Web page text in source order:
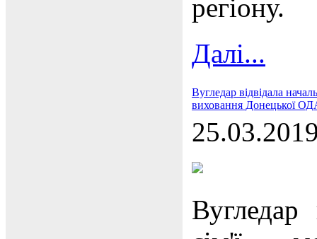
регіону.
Далі...
Вугледар відвідала
виховання Донецької
Вугледар